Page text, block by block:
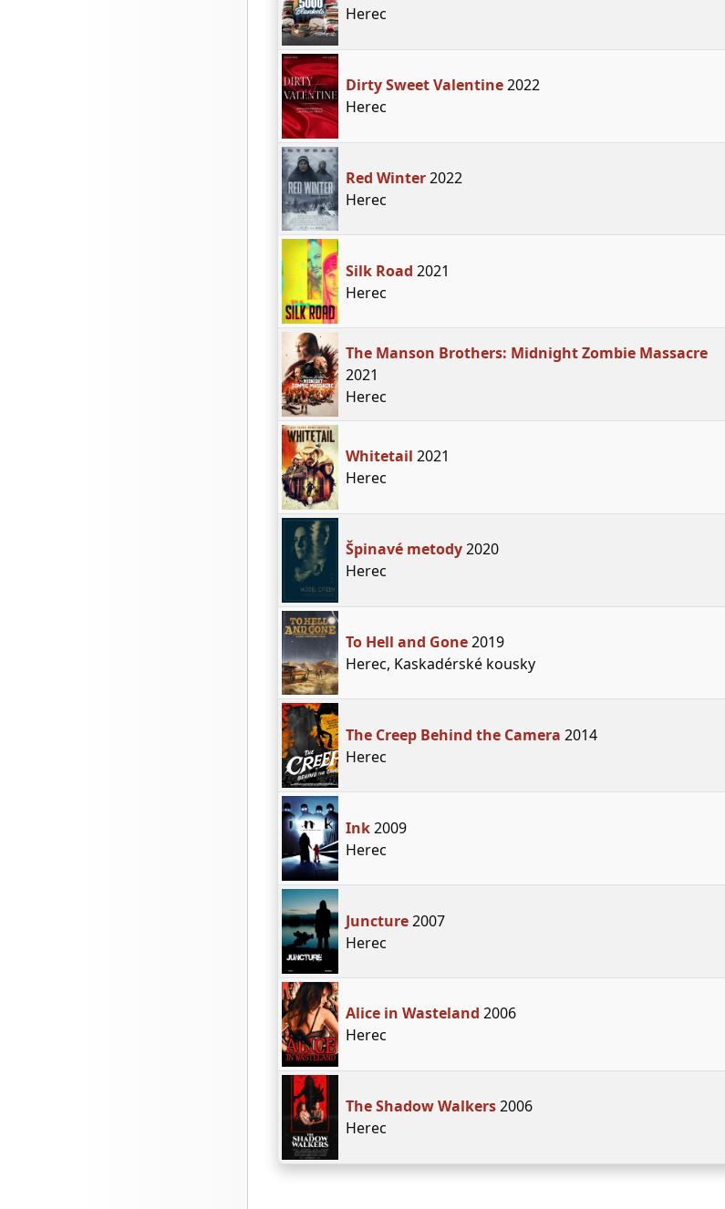
Herec
Dirty Sweet Valentine2022
Herec
Red Winter2022
Herec
Silk Road 2021
Herec
The Manson Brothers: Midnight Zombie Massacre
2021
Herec
Whitetail 2021
Herec
Špinavé metody2020
Herec
To Hell and Gone2019
Herec, Kaskadérské kousky
The Creep Behind the Camera 2014
Herec
Ink2009
Herec
Juncture2007
Herec
Alice in Wasteland 2006
Herec
The Shadow Walkers2006
Herec